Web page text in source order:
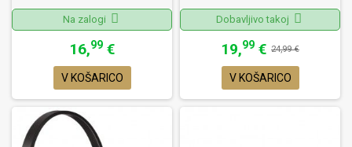
Na zalogi
16,99 €
V KOŠARICO
Dobavljivo takoj
19,99 € 24,99 €
V KOŠARICO